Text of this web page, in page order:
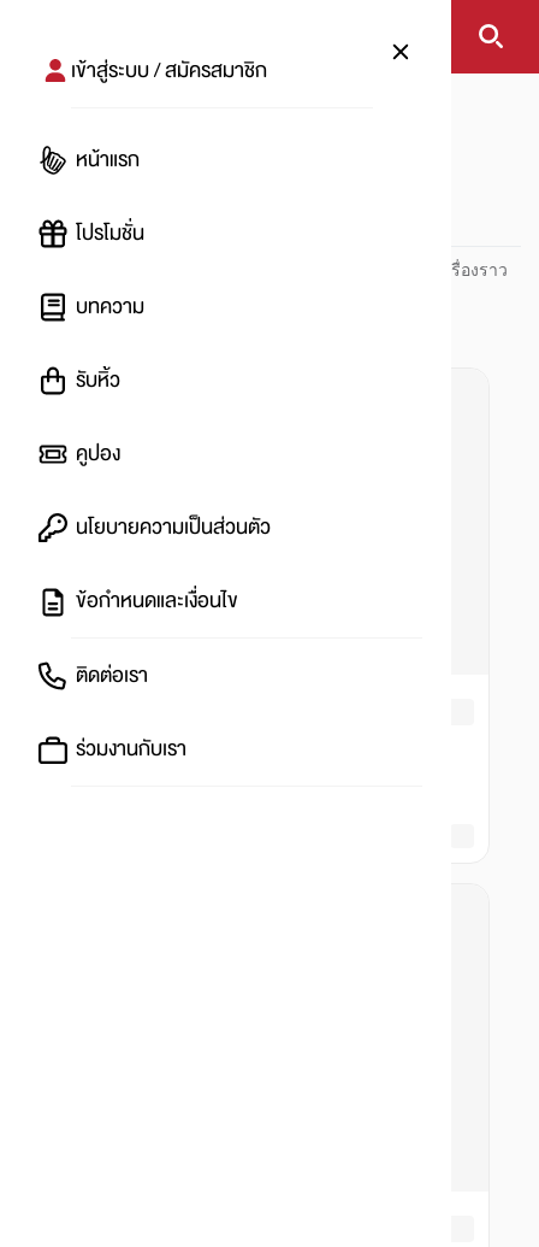
เข้าสู่ระบบ / สมัครสมาชิก
หน้าแรก
โปรโมชั่น
บทความ
รับหิ้ว
คูปอง
นโยบายความเป็นส่วนตัว
ข้อกำหนดและเงื่อนไข
ติดต่อเรา
ร่วมงานกับเรา
#
ปันโปร PUNPRO ที่ 1 ด้านโปรโมชัน อัปเดตและติดตามทุกเรื่องราว
โปรโมชัน